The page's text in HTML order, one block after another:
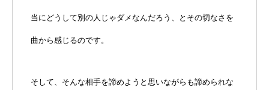
当にどうして別の人じゃダメなんだろう、とその切なさを
曲から感じるのです。
そして、そんな相手を諦めようと思いながらも諦められな